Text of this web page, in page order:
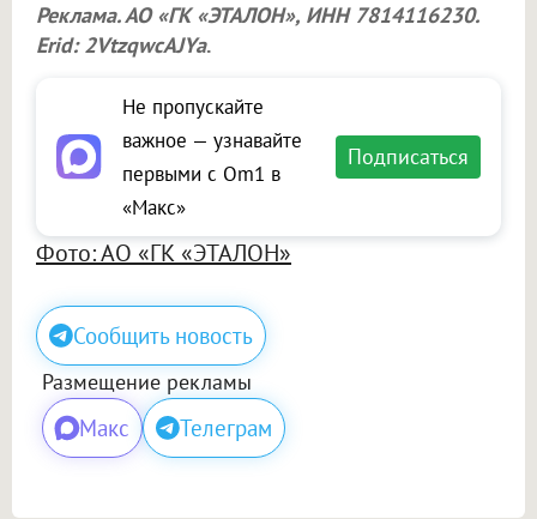
Реклама. АО «ГК «ЭТАЛОН», ИНН 7814116230.
Erid: 2VtzqwcAJYa.
Не пропускайте
важное — узнавайте
первыми с Om1 в
«Макс»
Подписаться
Фото: АО «ГК «ЭТАЛОН»
Сообщить новость
Размещение рекламы
Макс Телеграм